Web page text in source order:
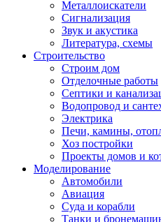
Металлоискатели
Сигнализация
Звук и акустика
Литература, схемы
Строительство
Строим дом
Отделочные работы
Септики и
Водопровод и
Электрика
Печи, камины,
Хоз постройки
Проекты домов и
Моделирование
Автомобили
Авиация
Суда и корабли
Танки и